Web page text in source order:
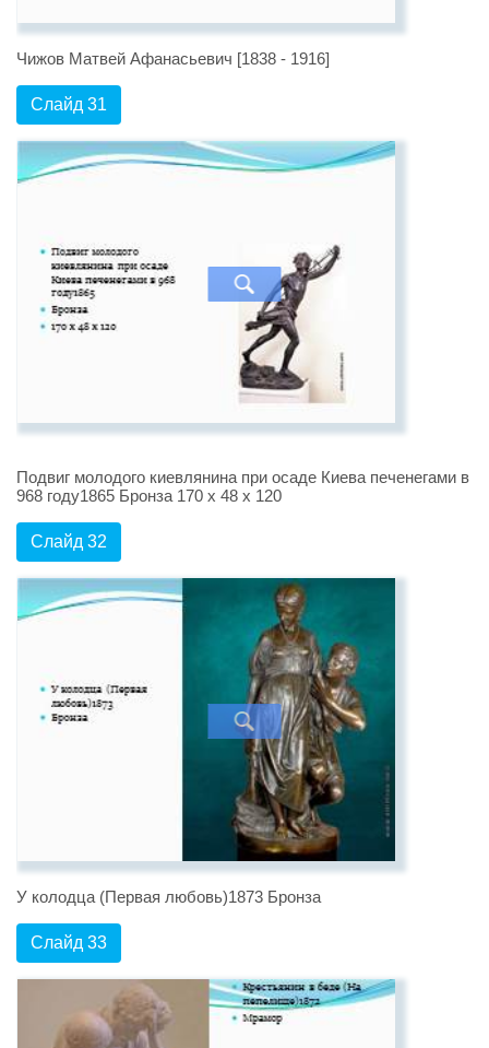
Чижов Матвей Афанасьевич [1838 - 1916]
Слайд 31
Подвиг молодого киевлянина при осаде Киева печенегами в
968 году1865 Бронза 170 х 48 х 120
Слайд 32
У колодца (Первая любовь)1873 Бронза
Слайд 33